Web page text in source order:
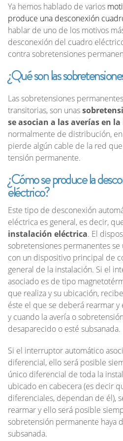
Ya hemos hablado de varios
produce una desconexión
hablar de uno de los motivos
desconexión del cuadro
contra sobretensiones
¿Qué son las
Las sobretensiones
transitorias, son unas
se asocian a las averías en
normalmente de distribución,
pierde algún cable de la red
tensión permanente.
¿Cómo se produce la
eléctrico?
Este tipo de desconexión
eléctrica es general, es decir,
instalación eléctrica. El
sobretensiones permanentes
con un dispositivo principal de
general de la instalación. Si el
asociado es de tipo
que realiza y su ubicación,
éste el que se deberá rearmar
y cuando la avería o
desaparecido o esté subsanada.
Si el interruptor automático
diferencial, ello será posible
único diferencial de toda la
ubicado en cabecera (es decir
diferenciales, dependan de él),
rearmar y ello será posible
sobretensión permanente haya
subsanada.